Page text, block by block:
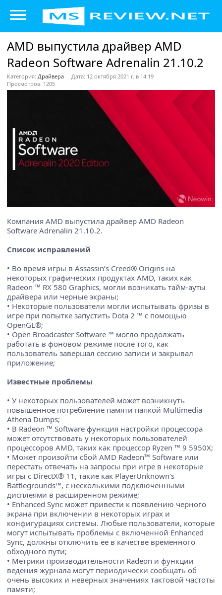
AMD выпустила драйвер AMD
Radeon Software Adrenalin 21.10.2
Категория: Драйвера
Дата: 12 октября 2021 г. в 14:19
Просмотров: 1205
Компания AMD выпустила драйвер AMD Radeon
Software Adrenalin 21.10.2.
Список исправлений
• Во время игры в Assassin’s Creed® Origins на
некоторых графических продуктах AMD, таких как
Radeon ™ RX 580 Graphics, могли возникать тайм-ауты
драйвера или черные экраны;
• Некоторые пользователи могли испытывать фризы в
игре при попытке запустить Dota 2 ™ с помощью
OpenGL®;
• Open Broadcaster Software ™ могло продолжать
работать в фоновом режиме после того, как
пользователь завершал сессию записи и закрывал
приложение;
Известные проблемы
• У некоторых пользователей может возникнуть
повышенное потребление памяти папкой Multimedia
Athena Dumps;
• В Radeon ™ Software функция настройки процессора
может отсутствовать у некоторых пользователей
процессоров AMD, таких как процессор Ryzen ™ 9 5950X;
• Может произойти сбой AMD Radeon™ Software или
перестать отвечать на запросы при игре в некоторые
игры с DirectX® 11, такие как PlayerUnknown's
Battlegrounds™, с несколькими подключенными
дисплеями в расширенном режиме;
• Enhanced Sync может привести к появлению черного
экрана при включении в некоторых играх и
конфигурациях системы. Любые пользователи, которые
могут испытывать проблемы с включенной Enhanced
Sync, должны отключить ее в качестве временного
обходного пути;
• Метрики производительности Radeon и функции
ведения журнала могут периодически сообщать об
очень высоких и неверных значениях тактовой частоты
памяти;